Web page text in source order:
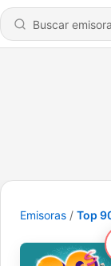
Emisoras Top